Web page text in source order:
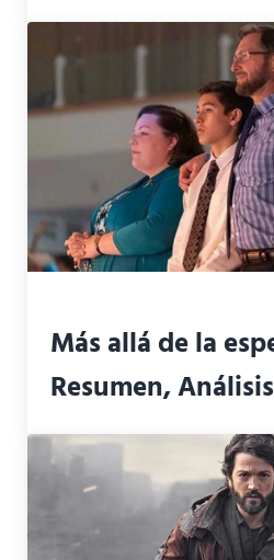
Más allá de la
Resumen,